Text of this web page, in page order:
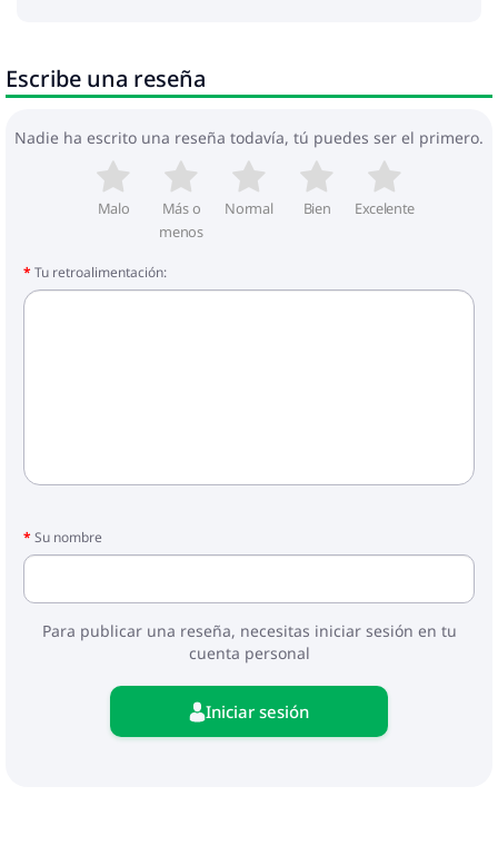
Escribe una reseña
Nadie ha escrito una reseña todavía, tú puedes ser el primero.
Malo
Más o
menos
Normal Bien Excelente
Tu retroalimentación:
Su nombre
Para publicar una reseña, necesitas iniciar sesión en tu
cuenta personal
Iniciar sesión